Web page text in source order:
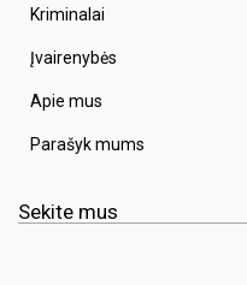
Kriminalai
Įvairenybės
Apie mus
Parašyk mums
Sekite mus